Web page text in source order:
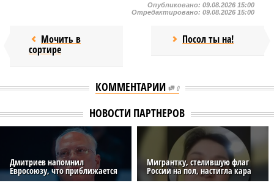
Опубликовано: 09.08.2026 15:00
Отредактировано: 09.08.2026 15:00
Мочить в
сортире
Посол ты на!
КОММЕНТАРИИ 0
НОВОСТИ ПАРТНЕРОВ
Дмитриев напомнил
Евросоюзу, что приближается
Мигрантку, стелившую флаг
России на пол, настигла кара